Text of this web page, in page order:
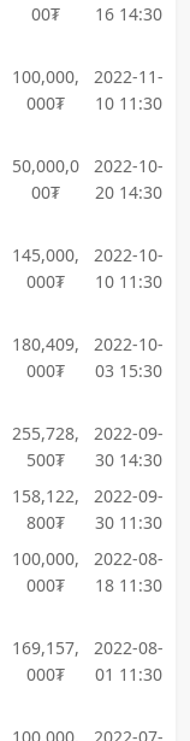
00₮
16 14:30
100,000,
000₮
2022-11-
10 11:30
50,000,0
00₮
2022-10-
20 14:30
145,000,
000₮
2022-10-
10 11:30
180,409,
000₮
2022-10-
03 15:30
255,728,
500₮
2022-09-
30 14:30
158,122,
800₮
2022-09-
30 11:30
100,000,
000₮
2022-08-
18 11:30
169,157,
000₮
2022-08-
01 11:30